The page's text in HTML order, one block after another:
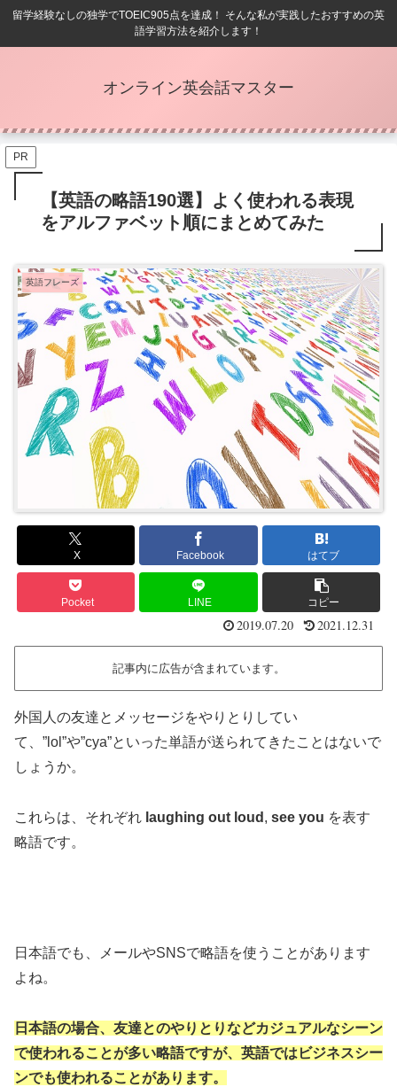
留学経験なしの独学でTOEIC905点を達成！ そんな私が実践したおすすめの英
語学習方法を紹介します！
オンライン英会話マスター
PR
【英語の略語190選】よく使われる表現
をアルファベット順にまとめてみた
英語フレーズ
X Facebook はてブ
Pocket LINE コピー
2019.07.20 2021.12.31
記事内に広告が含まれています。
外国人の友達とメッセージをやりとりしてい
て、”lol”や”cya”といった単語が送られてきたことはないで
しょうか。
これらは、それぞれ laughing out loud , see you を表す
略語です。
日本語でも、メールやSNSで略語を使うことがあります
よね。
日本語の場合、友達とのやりとりなどカジュアルなシーン
で使われることが多い略語ですが、英語ではビジネスシー
ンでも使われることがあります。